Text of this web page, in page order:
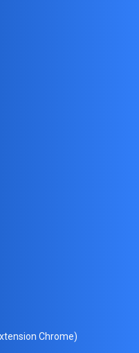
Chrome)